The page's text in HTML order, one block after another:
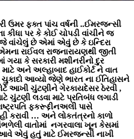
ઉમર ફક્ત પાંચ વર્ષની ..ઈમરજન્સી
પર કે કોઈ ચોપડી વાંચીને જ
વાંચેલું છે એમાં એવું છે કે ઇન્દિરા
રાઈવલ રાજનારાયણથી જીતી
ગયા કે સરકારી મશીનરીનો દુર
અને અલ્હાબાદ હાઈકોર્ટ ને વાત
આવ્યો જેણે ભારત ના ઈતિહાસને
આખી ચુંટણીને ગેરકાયદેસર ઠેરવી ,
ચુંટણી લડવા માટે પ્રતિબંધ લગાડી
ફકરૂદ્દીનઅલી પાસે
કરાવી … અને લોકતંત્રનો કાળો
વાતોમાં નગરવાલા ખૂન કેસમાં
આવે એવું હતું માટે ઈમરજન્સી નાખી